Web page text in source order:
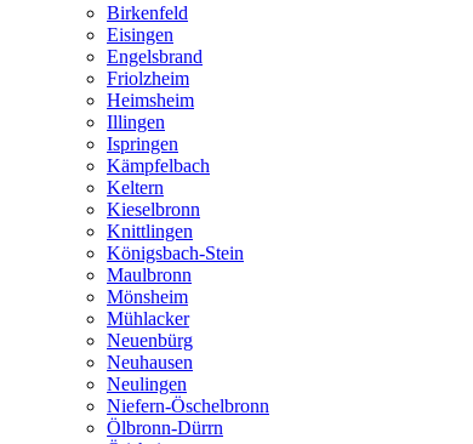
Birkenfeld
Eisingen
Engelsbrand
Friolzheim
Heimsheim
Illingen
Ispringen
Kämpfelbach
Keltern
Kieselbronn
Knittlingen
Königsbach-Stein
Maulbronn
Mönsheim
Mühlacker
Neuenbürg
Neuhausen
Neulingen
Niefern-Öschelbronn
Ölbronn-Dürrn